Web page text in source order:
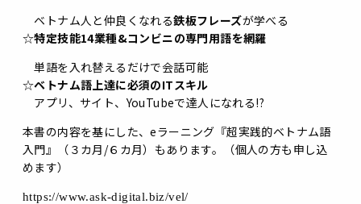
ベトナム人と仲良くなれる鉄板フレーズが学べる
☆特定技能14業種&コンビニの専門用語を網羅
単語を入れ替えるだけで会話可能
☆ベトナム語上達に必須のITスキル
アプリ、サイト、YouTubeで達人になれる!?
本書の内容を基にした、eラーニング『超実践的ベトナム語
入門』（３カ月 /６カ月）もあります。（個人の方も申し込
めます）
https://www.ask-digital.biz/vel/